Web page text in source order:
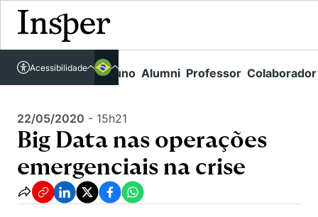
Links rápidos Aluno Alumni Professor Colaborador
Acessibilidade
Acessível em libras
Vestibular
Graduação
Pós-Graduação
Educação Executiva
Quem Somos
O Insper
Campus
Comunidade Transforme
Missão
Pesquisa
Insper - Home Page\Agenda de Eventos - arquivo \
Big Data nas operações emergenciais na crise
22/05/2020 - 15h21
Big Data nas operações
emergenciais na crise